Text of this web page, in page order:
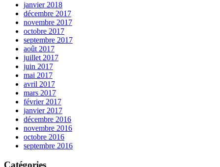
janvier 2018
décembre 2017
novembre 2017
octobre 2017
septembre 2017
août 2017
juillet 2017
juin 2017
mai 2017
avril 2017
mars 2017
février 2017
janvier 2017
décembre 2016
novembre 2016
octobre 2016
septembre 2016
Catégories